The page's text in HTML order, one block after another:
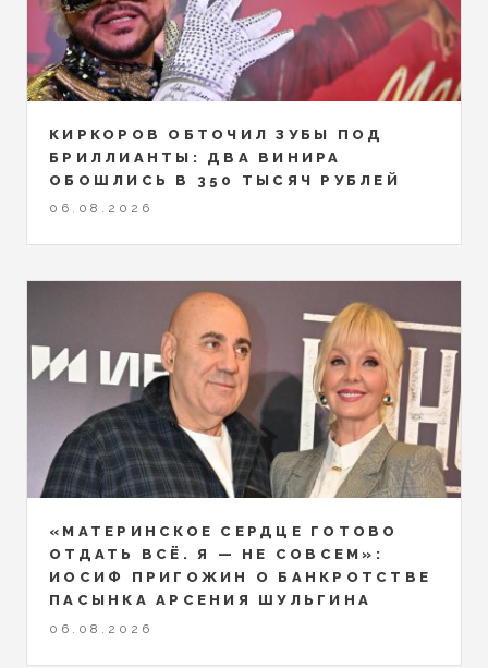
КИРКОРОВ ОБТОЧИЛ ЗУБЫ ПОД
БРИЛЛИАНТЫ: ДВА ВИНИРА
ОБОШЛИСЬ В 350 ТЫСЯЧ РУБЛЕЙ
06.08.2026
«МАТЕРИНСКОЕ СЕРДЦЕ ГОТОВО
ОТДАТЬ ВСЁ. Я — НЕ СОВСЕМ»:
ИОСИФ ПРИГОЖИН О БАНКРОТСТВЕ
ПАСЫНКА АРСЕНИЯ ШУЛЬГИНА
06.08.2026